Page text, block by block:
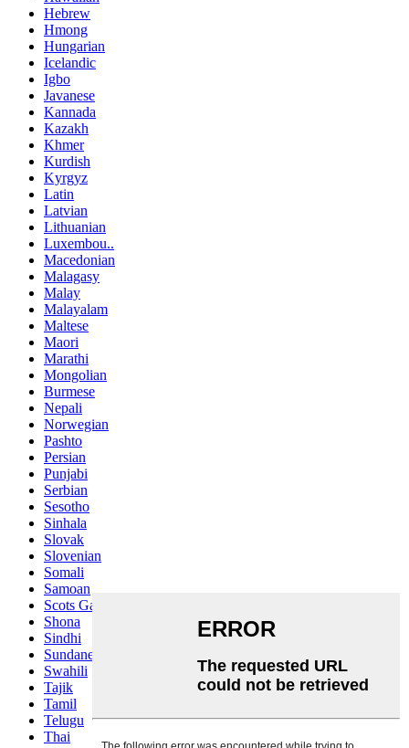
Hebrew
Hmong
Hungarian
Icelandic
Igbo
Javanese
Kannada
Kazakh
Khmer
Kurdish
Kyrgyz
Latin
Latvian
Lithuanian
Luxembou..
Macedonian
Malagasy
Malay
Malayalam
Maltese
Maori
Marathi
Mongolian
Burmese
Nepali
Norwegian
Pashto
Persian
Punjabi
Serbian
Sesotho
Sinhala
Slovak
Slovenian
Somali
Samoan
Scots Gaelic
Shona
Sindhi
Sundanese
Swahili
Tajik
Tamil
Telugu
Thai